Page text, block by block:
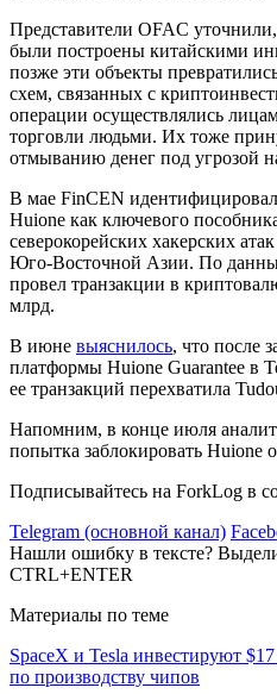
Представители OFAC
были построены китайскими
позже эти объекты
схем, связанных с
операции осуществлялись
торговли людьми. Их тоже
отмыванию денег под угрозой
В мае FinCEN
Huione как ключевого
северокорейских хакерских
Юго-Восточной Азии. По
провел транзакции в
млрд.
В июне выяснилось, что после
платформы Huione Guarantee в
ее транзакций перехватила
Напомним, в конце июля
попытка заблокировать Huione
Подписывайтесь на ForkLog в
Telegram (основной канал)
Нашли ошибку в тексте?
CTRL+ENTER
Материалы по теме
SpaceX и Tesla инвестируют
по производству чипов